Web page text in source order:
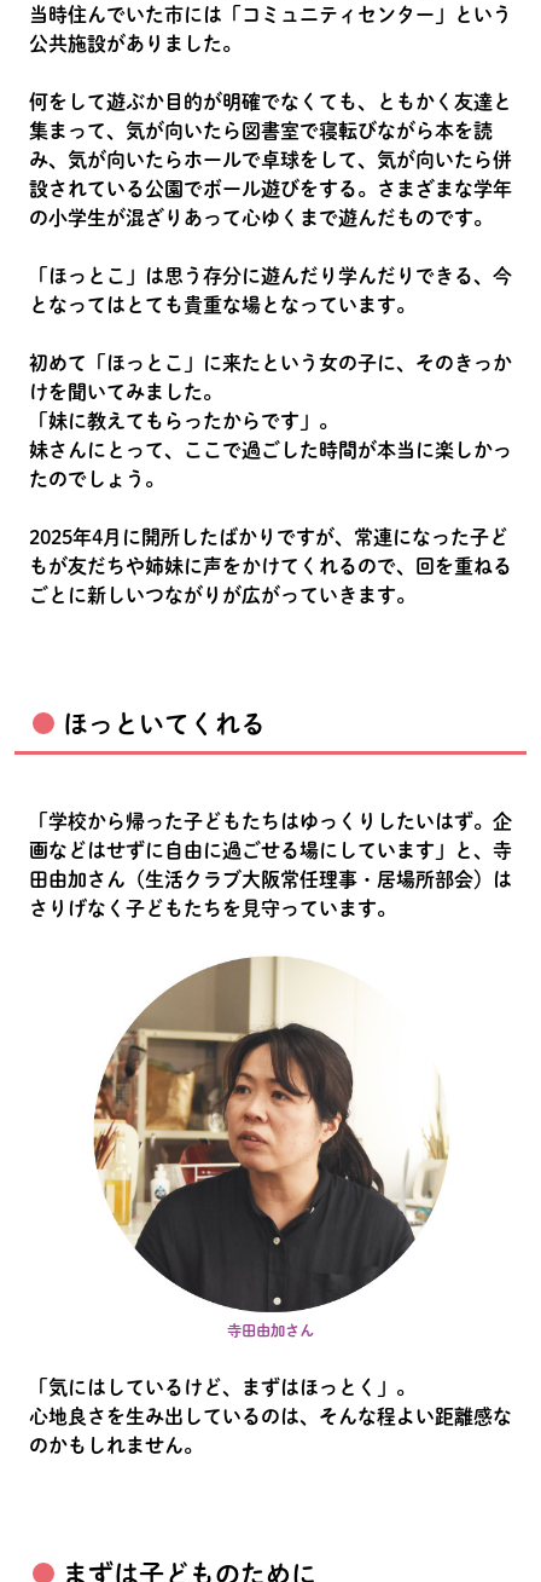
当時住んでいた市には「コミュニティセンター」という
公共施設がありました。
何をして遊ぶか目的が明確でなくても、ともかく友達と
集まって、気が向いたら図書室で寝転びながら本を読
み、気が向いたらホールで卓球をして、気が向いたら併
設されている公園でボール遊びをする。さまざまな学年
の小学生が混ざりあって心ゆくまで遊んだものです。
「ほっとこ」は思う存分に遊んだり学んだりできる、今
となってはとても貴重な場となっています。
初めて「ほっとこ」に来たという女の子に、そのきっか
けを聞いてみました。
「妹に教えてもらったからです」。
妹さんにとって、ここで過ごした時間が本当に楽しかっ
たのでしょう。
2025年4月に開所したばかりですが、常連になった子ど
もが友だちや姉妹に声をかけてくれるので、回を重ねる
ごとに新しいつながりが広がっていきます。
ほっといてくれる
「学校から帰った子どもたちはゆっくりしたいはず。企
画などはせずに自由に過ごせる場にしています」と、寺
田由加さん（生活クラブ大阪常任理事・居場所部会）は
さりげなく子どもたちを見守っています。
寺田由加さん
「気にはしているけど、まずはほっとく」。
心地良さを生み出しているのは、そんな程よい距離感な
のかもしれません。
まずは子どものために